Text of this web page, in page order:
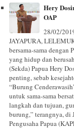
Hery
OAP
28/02/
JAYAPURA,
bersama-sama dengan
yang hidup dan
(Sekda) Papua Hery
penting, sebab
“Burung
untuk sama-sama
langkah dan tujuan,
burung,” terangnya, di
Pengusaha Papua